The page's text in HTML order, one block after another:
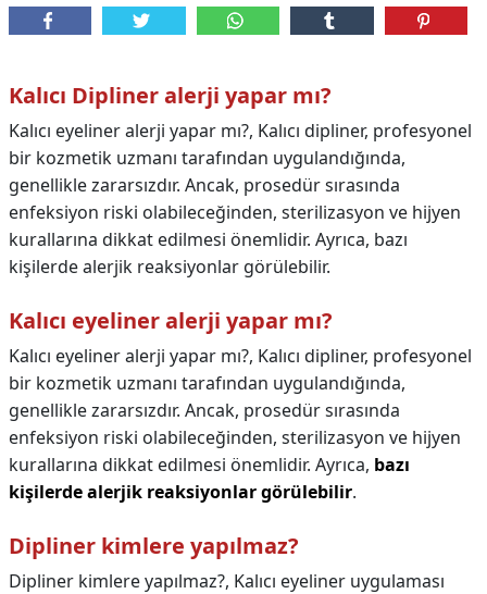
Kalıcı Dipliner alerji yapar mı?
Kalıcı eyeliner alerji yapar mı?, Kalıcı dipliner, profesyonel
bir kozmetik uzmanı tarafından uygulandığında,
genellikle zararsızdır. Ancak, prosedür sırasında
enfeksiyon riski olabileceğinden, sterilizasyon ve hijyen
kurallarına dikkat edilmesi önemlidir. Ayrıca, bazı
kişilerde alerjik reaksiyonlar görülebilir.
Kalıcı eyeliner alerji yapar mı?
Kalıcı eyeliner alerji yapar mı?, Kalıcı dipliner, profesyonel
bir kozmetik uzmanı tarafından uygulandığında,
genellikle zararsızdır. Ancak, prosedür sırasında
enfeksiyon riski olabileceğinden, sterilizasyon ve hijyen
kurallarına dikkat edilmesi önemlidir. Ayrıca, bazı
kişilerde alerjik reaksiyonlar görülebilir.
Dipliner kimlere yapılmaz?
Dipliner kimlere yapılmaz?, Kalıcı eyeliner uygulaması